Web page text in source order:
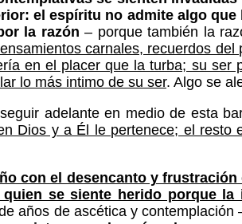
el espíritu no admite algo
la razón – porque también la
carnales, recuerdos
en el placer que la turba; su ser
lo más intimo de su ser. Algo se
adelante en medio de esta
Dios y a Él le pertenece; el
con el desencanto y
se siente herido porque
años de ascética y contemplación